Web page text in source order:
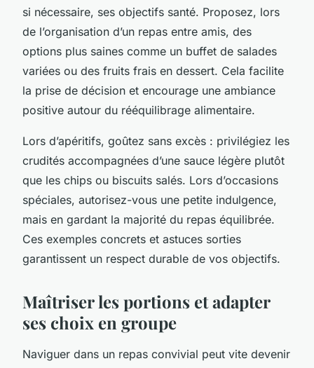
si nécessaire, ses objectifs santé. Proposez, lors
de l’organisation d’un repas entre amis, des
options plus saines comme un buffet de salades
variées ou des fruits frais en dessert. Cela facilite
la prise de décision et encourage une ambiance
positive autour du rééquilibrage alimentaire.
Lors d’apéritifs, goûtez sans excès : privilégiez les
crudités accompagnées d’une sauce légère plutôt
que les chips ou biscuits salés. Lors d’occasions
spéciales, autorisez-vous une petite indulgence,
mais en gardant la majorité du repas équilibrée.
Ces exemples concrets et astuces sorties
garantissent un respect durable de vos objectifs.
Maîtriser les portions et adapter
ses choix en groupe
Naviguer dans un repas convivial peut vite devenir